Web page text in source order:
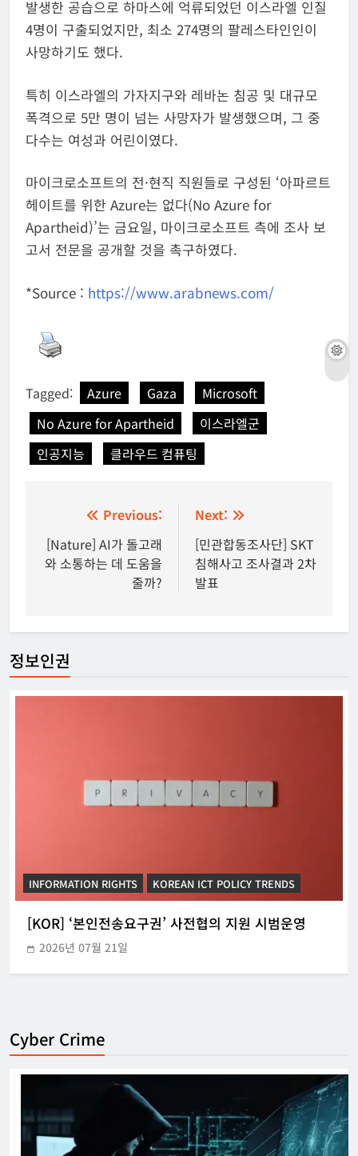
발생한 공습으로 하마스에 억류되었던 이스라엘 인질
4명이 구출되었지만, 최소 274명의 팔레스타인인이
사망하기도 했다.
특히 이스라엘의 가자지구와 레바논 침공 및 대규모
폭격으로 5만 명이 넘는 사망자가 발생했으며, 그 중
다수는 여성과 어린이였다.
마이크로소프트의 전·현직 직원들로 구성된 ‘아파르트
헤이트를 위한 Azure는 없다(No Azure for
Apartheid)’는 금요일, 마이크로소프트 측에 조사 보
고서 전문을 공개할 것을 촉구하였다.
*Source : https://www.arabnews.com/
Tagged: Azure Gaza
Microsoft
No Azure for Apartheid
이스라엘군
인공지능
클라우드 컴퓨팅
탐
색
Previous:
[Nature] AI가 돌고래
와 소통하는 데 도움을
줄까?
Next:
[민관합동조사단] SKT
침해사고 조사결과 2차
발표
정보인권
INFORMATION RIGHTS KOREAN ICT POLICY TRENDS
[KOR] ‘본인전송요구권’ 사전협의 지원 시범운영
2026년 07월 21일
Cyber Crime